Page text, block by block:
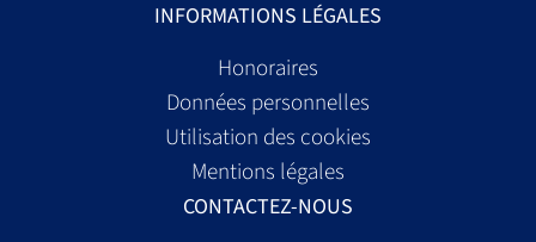
INFORMATIONS LÉGALES
Honoraires
Données personnelles
Utilisation des cookies
Mentions légales
CONTACTEZ-NOUS